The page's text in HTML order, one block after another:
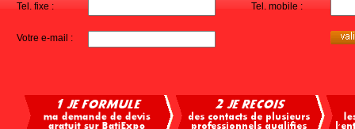
Tel. fixe : Tel. mobile :
Votre e-mail :